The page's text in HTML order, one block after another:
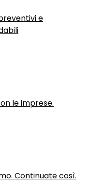
e
le imprese.
Continuate così.